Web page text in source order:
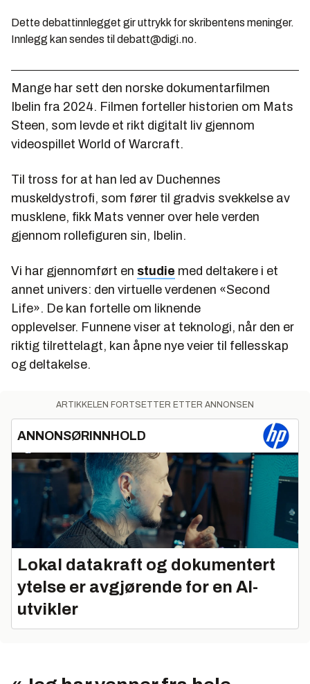
Dette debattinnlegget gir uttrykk for skribentens meninger.
Innlegg kan sendes til debatt@digi.no.
Mange har sett den norske dokumentarfilmen
Ibelin fra 2024. Filmen forteller historien om Mats
Steen, som levde et rikt digitalt liv gjennom
videospillet World of Warcraft.
Til tross for at han led av Duchennes
muskeldystrofi, som fører til gradvis svekkelse av
musklene, fikk Mats venner over hele verden
gjennom rollefiguren sin, Ibelin.
Vi har gjennomført en studie med deltakere i et
annet univers: den virtuelle verdenen «Second
Life». De kan fortelle om liknende
opplevelser. Funnene viser at teknologi, når den er
riktig tilrettelagt, kan åpne nye veier til fellesskap
og deltakelse.
ARTIKKELEN FORTSETTER ETTER ANNONSEN
ANNONSØRINNHOLD
Lokal datakraft og dokumentert
ytelse er avgjørende for en AI-
utvikler